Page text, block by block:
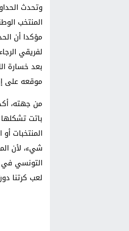
وتحدث
المنتخب
مؤكدا أن
لفريقي
بعد خسارة
موقعه على
من جهته،
باتت
المنتخبات
شيء، لأن
التونسي في
لعب كرتنا